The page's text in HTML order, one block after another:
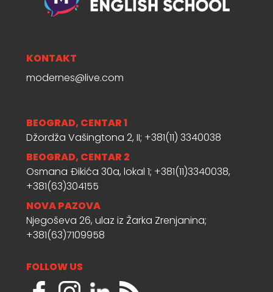
KONTAKT
modernes@live.com
BEOGRAD, CENTAR 1
Džordža Vašingtona 2, II; +381(11) 3340038
BEOGRAD, CENTAR 2
Osmana Đikića 30a, lokal 1; +381(11)3340038,
+381(63)304155
NOVA PAZOVA
Njegoševa 26, ulaz iz Žarka Zrenjanina;
+381(63)7109958
FOLLOW US